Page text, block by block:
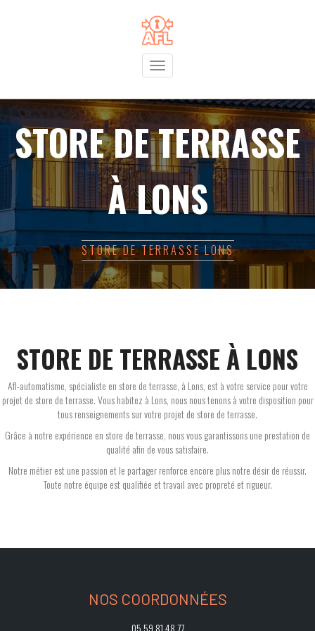
Toggle
navigation
STORE DE TERRASSE
À LONS
STORE DE TERRASSE LONS
STORE DE TERRASSE À LONS
Afl-automatisme, spécialiste en store de terrasse, à Lons, est à votre service pour votre
projet de store de terrasse. Vous habitez à Lons, nous nous tenons à votre disposition pour
tous renseignements sur votre projet de store de terrasse.
Grâce à notre expérience en store de terrasse, nous vous garantissons une prestation de
qualité afin de vous satisfaire.
Notre métier est une passion et le partager renforce encore plus notre désir de réussir.
Toute notre équipe est qualifiée et travail avec propreté et rigueur.
NOS COORDONNÉES
05 59 81 48 77